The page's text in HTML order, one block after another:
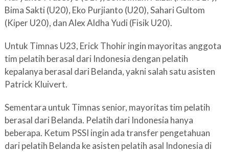
Bima Sakti (U20), Eko Purjianto (U20), Sahari Gultom
(Kiper U20), dan Alex Aldha Yudi (Fisik U20).
Untuk Timnas U23, Erick Thohir ingin mayoritas anggota
tim pelatih berasal dari Indonesia dengan pelatih
kepalanya berasal dari Belanda, yakni salah satu asisten
Patrick Kluivert.
Sementara untuk Timnas senior, mayoritas tim pelatih
berasal dari Belanda. Pelatih dari Indonesia hanya
beberapa. Ketum PSSI ingin ada transfer pengetahuan
dari pelatih Belanda ke asisten pelatih asal Indonesia di